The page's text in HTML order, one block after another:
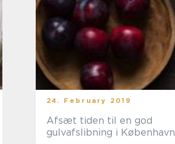
24. February 2019
Afsæt tiden til en god
gulvafslibning i København